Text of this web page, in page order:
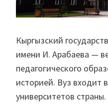
Кыргызский
имени И. Арабаева —
педагогического
историей. Вуз входит
университетов страны.